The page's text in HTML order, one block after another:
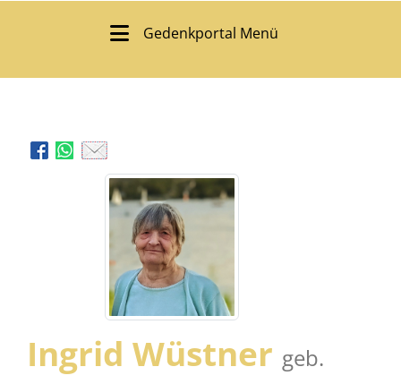
Gedenkportal Menü
Ingrid Wüstner geb.